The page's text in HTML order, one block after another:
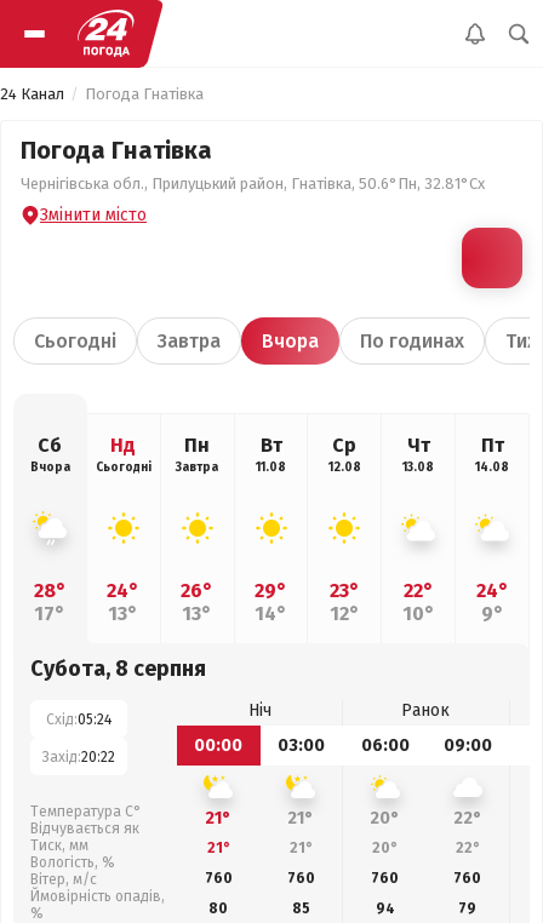
24 Канал Погода Гнатівка
Погода Гнатівка
Чернігівська обл., Прилуцький район, Гнатівка, 50.6°Пн, 32.81°Сх
Змінити місто
Сьогодні Завтра Вчора По годинах
Сб
Вчора
28°
17°
Нд
Сьогодні
24°
13°
Пн
Завтра
26°
13°
Вт
11.08
29°
14°
Ср
12.08
23°
12°
Чт
13.08
22°
10°
Пт
14.08
24°
9°
Субота, 8 серпня
Схід:05:24
Захід:20:22
Температура С°
Відчувається як
Тиск, мм
Вологість, %
Вітер, м/с
Ймовірність опадів,
%
Ніч
Ранок
00:00
03:00 06:00 09:00
21° 21° 20° 22°
21° 21° 20° 22°
760
760 760 760
80
85 94 79